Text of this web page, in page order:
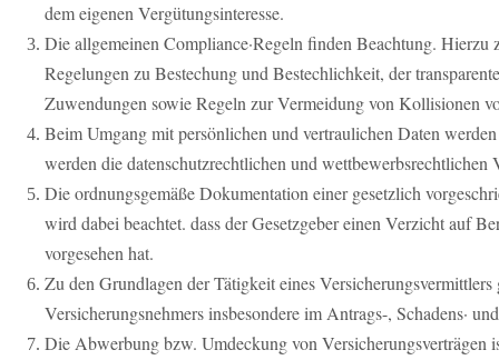
dem eigenen Vergütungsinteresse.
Die allgemeinen Compliance·Regeln finden Beachtung. Hierzu
Regelungen zu Bestechung und Bestechlichkeit, der
Zuwendungen sowie Regeln zur Vermeidung von Kollisionen
Beim Umgang mit persönlichen und vertraulichen Daten
werden die datenschutzrechtlichen und wettbewerbsrechtlichen
Die ordnungsgemäße Dokumentation einer gesetzlich
wird dabei beachtet. dass der Gesetzgeber einen Verzicht auf
vorgesehen hat.
Zu den Grundlagen der Tätigkeit eines
Versicherungsnehmers insbesondere im Antrags-, Schadens·
Die Abwerbung bzw. Umdeckung von